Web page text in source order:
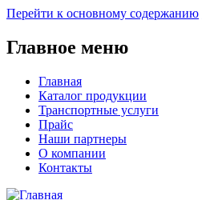
Перейти к основному содержанию
Главное меню
Главная
Каталог продукции
Транспортные услуги
Прайс
Наши партнеры
О компании
Контакты